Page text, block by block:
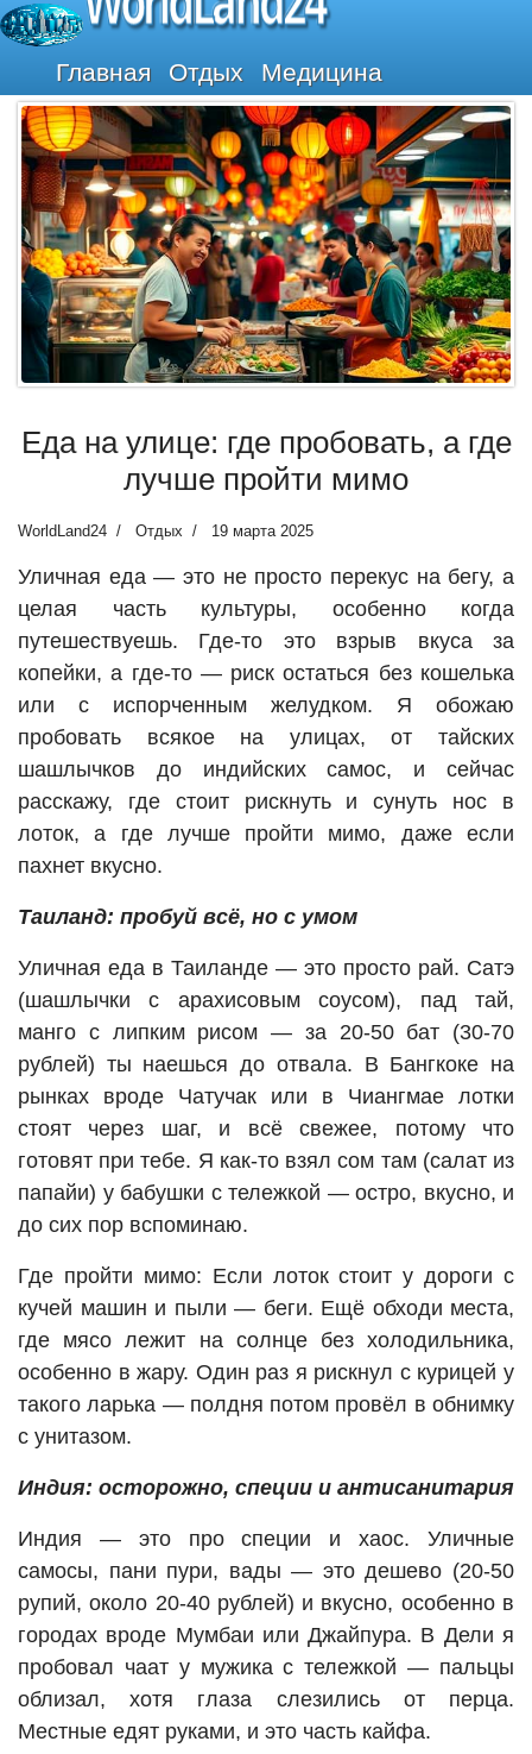
Главная Отдых Медицина
Еда на улице: где пробовать, а где
лучше пройти мимо
WorldLand24 Отдых 19 марта 2025
Уличная еда — это не просто перекус на бегу, а
целая часть культуры, особенно когда
путешествуешь. Где-то это взрыв вкуса за
копейки, а где-то — риск остаться без кошелька
или с испорченным желудком. Я обожаю
пробовать всякое на улицах, от тайских
шашлычков до индийских самос, и сейчас
расскажу, где стоит рискнуть и сунуть нос в
лоток, а где лучше пройти мимо, даже если
пахнет вкусно.
Таиланд: пробуй всё, но с умом
Уличная еда в Таиланде — это просто рай. Сатэ
(шашлычки с арахисовым соусом), пад тай,
манго с липким рисом — за 20-50 бат (30-70
рублей) ты наешься до отвала. В Бангкоке на
рынках вроде Чатучак или в Чиангмае лотки
стоят через шаг, и всё свежее, потому что
готовят при тебе. Я как-то взял сом там (салат из
папайи) у бабушки с тележкой — остро, вкусно, и
до сих пор вспоминаю.
Где пройти мимо: Если лоток стоит у дороги с
кучей машин и пыли — беги. Ещё обходи места,
где мясо лежит на солнце без холодильника,
особенно в жару. Один раз я рискнул с курицей у
такого ларька — полдня потом провёл в обнимку
с унитазом.
Индия: осторожно, специи и антисанитария
Индия — это про специи и хаос. Уличные
самосы, пани пури, вады — это дешево (20-50
рупий, около 20-40 рублей) и вкусно, особенно в
городах вроде Мумбаи или Джайпура. В Дели я
пробовал чаат у мужика с тележкой — пальцы
облизал, хотя глаза слезились от перца.
Местные едят руками, и это часть кайфа.